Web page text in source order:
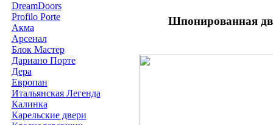
DreamDoors
Profilo Porte
Акма
Арсенал
Блок Мастер
Дариано Порте
Дера
Европан
Итальянская Легенда
Калинка
Карельские двери
Шпонированная